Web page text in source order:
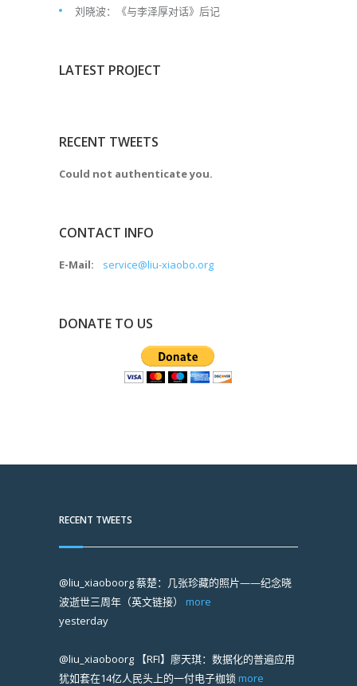
刘晓波：《与李泽厚对话》后记
LATEST PROJECT
RECENT TWEETS
Could not authenticate you.
CONTACT INFO
E-Mail: service@liu-xiaobo.org
DONATE TO US
RECENT TWEETS
@liu_xiaoboorg蔡楚：几张珍藏的照片——纪念晓
波逝世三周年（英文链接） more
yesterday
@liu_xiaoboorg 【RFI】廖天琪：数据化的普遍应用
犹如套在14亿人民头上的一付电子枷锁 more